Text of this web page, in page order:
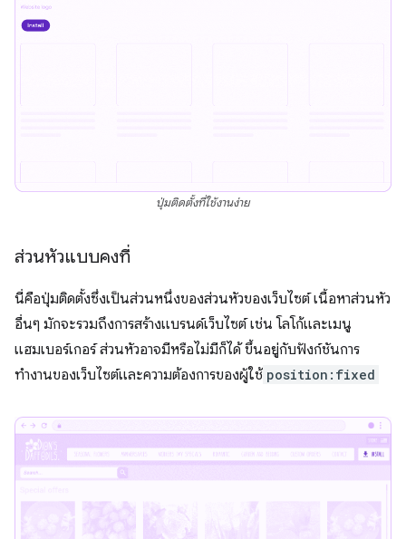
ปุ่มติดตั้งที่ใช้งานง่าย
ส่วนหัวแบบคงที่
นี่คือปุ่มติดตั้งซึ่งเป็นส่วนหนึ่งของส่วนหัวของเว็บไซต์ เนื้อหาส่วนหัว
อื่นๆ มักจะรวมถึงการสร้างแบรนด์เว็บไซต์ เช่น โลโก้และเมนู
แฮมเบอร์เกอร์ ส่วนหัวอาจมีหรือไม่มีก็ได้ ขึ้นอยู่กับฟังก์ชันการ
ทำงานของเว็บไซต์และความต้องการของผู้ใช้ position:fixed